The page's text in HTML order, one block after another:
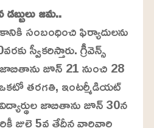
జమ..
సంబంధించి ఫిర్యాదులను
స్వీకరిస్తారు. గ్రీవెన్స్
జూన్ 21 నుంచి 28
ఒకటో తరగతి, ఇంటర్మీడియట్
జాబితాను జూన్ 30న
జులై 5వ తేదీన వారివారి